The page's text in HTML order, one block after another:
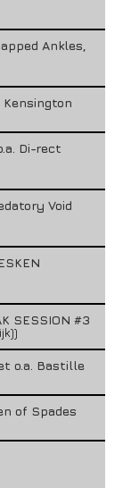
Ankles,
Di-rect
Void
SESSION #3
o.a. Bastille
of Spades